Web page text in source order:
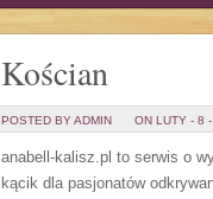
Kościan
POSTED BY ADMIN ON LUTY - 8
anabell-kalisz.pl to serwis o
kącik dla pasjonatów